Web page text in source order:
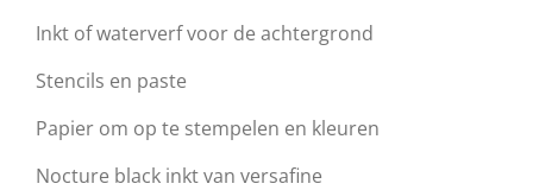
Inkt of waterverf voor de achtergrond
Stencils en paste
Papier om op te stempelen en kleuren
Nocture black inkt van versafine